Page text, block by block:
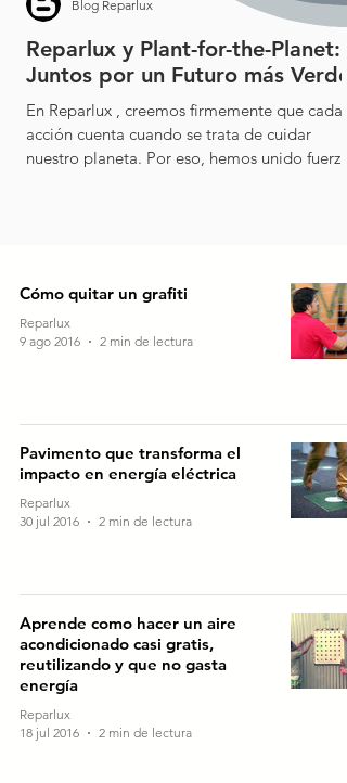
Reparlux y Plant-for-the-Planet:
Juntos por un Futuro más Verde
En Reparlux , creemos firmemente que cada
acción cuenta cuando se trata de cuidar
nuestro planeta. Por eso, hemos unido fuerzas
Blog Reparlux
Cómo quitar un grafiti
Reparlux
9 ago 2016
2 min de lectura
Pavimento que transforma el
impacto en energía eléctrica
Reparlux
30 jul 2016
2 min de lectura
Aprende como hacer un aire
acondicionado casi gratis,
reutilizando y que no gasta
energía
Reparlux
18 jul 2016
2 min de lectura